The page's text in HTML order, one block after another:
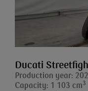
Ducati
Production year:
Capacity: 1 103 cm3